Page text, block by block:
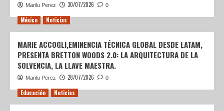
Marilu Perez 30/07/2026 0
México Noticias
MARIE ACCOGLI,EMINENCIA TÉCNICA GLOBAL DESDE LATAM,
PRESENTA BRETTON WOODS 2.0: LA ARQUITECTURA DE LA
SOLVENCIA, LA LLAVE MAESTRA.
Marilu Perez 28/07/2026 0
Educación Noticias